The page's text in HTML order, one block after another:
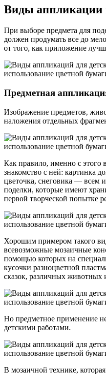
Виды аппликации
При выборе предмета для
должен продумать все до
от того, как приложение
Предметная
Изображение предметов,
наложения отдельных
Как правило, именно с этого
знакомство с ней: картинка
цветочка, снеговика — всем
поделки, которые имеют
первой творческой попытке
Хорошим примером такого
всевозможные мозаичные
помощью которых на
кусочки разноцветной
сказок, различных животных
Но предметное применение
детскими работами.
В мозаичной технике,